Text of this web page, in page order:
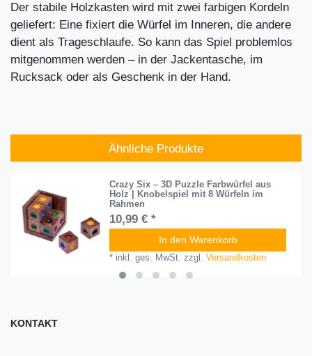
Der stabile Holzkasten wird mit zwei farbigen Kordeln
geliefert: Eine fixiert die Würfel im Inneren, die andere
dient als Trageschlaufe. So kann das Spiel problemlos
mitgenommen werden – in der Jackentasche, im
Rucksack oder als Geschenk in der Hand.
Ähnliche Produkte
Crazy Six – 3D Puzzle Farbwürfel aus
Holz | Knobelspiel mit 8 Würfeln im
Rahmen
10,99 € *
In den Warenkorb
* inkl. ges. MwSt. zzgl.Versandkosten
KONTAKT